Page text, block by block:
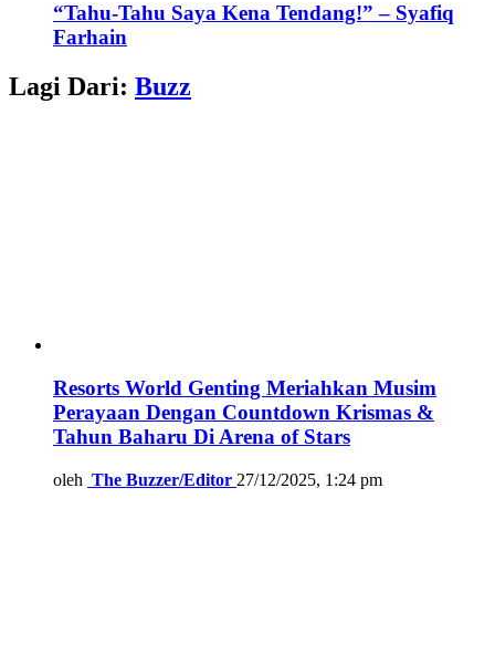
“Tahu-Tahu Saya Kena Tendang!” – Syafiq
Farhain
Lagi Dari: Buzz
Resorts World Genting Meriahkan Musim
Perayaan Dengan Countdown Krismas &
Tahun Baharu Di Arena of Stars
oleh The Buzzer/Editor 27/12/2025, 1:24 pm